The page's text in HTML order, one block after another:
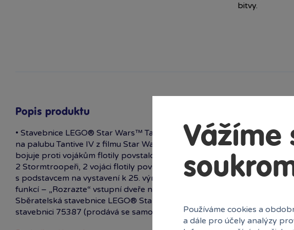
bitvy.
Popis produktu
• Stavebnice LEGO® Star Wars™ Tantive IV pro děti – Postavte si z
na palubu Tantive IV z filmu Star Wars: Nová naděje, ve které Darth
bojuje proti vojákům flotily povstalců • 7 minifigurek LEGO® Star
2 Stormtroopeři, 2 vojáci flotily povstalců a kapitán Antilles a minifigurka
s podstavcem na vystavení k 25. výročí LEGO Star Wars • Fantasy
funkcí – „Rozrazte“ vstupní dveře na chodbu pomocí páček a shoďte
Sběratelská stavebnice LEGO® Star Wars™ pro děti – Spojovače
stavebnici 75387 (prodává se samostatně) a rozšířit tak chodbu •
Wars™ od 8 let – Tato sběratelská stavebnice LEGO® představuje
Vážíme
Používáme cookies a
a dále pro účely analýzy